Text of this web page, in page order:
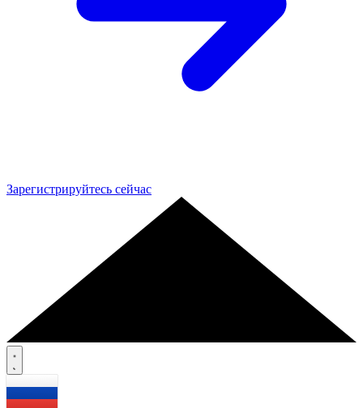
Зарегистрируйтесь сейчас